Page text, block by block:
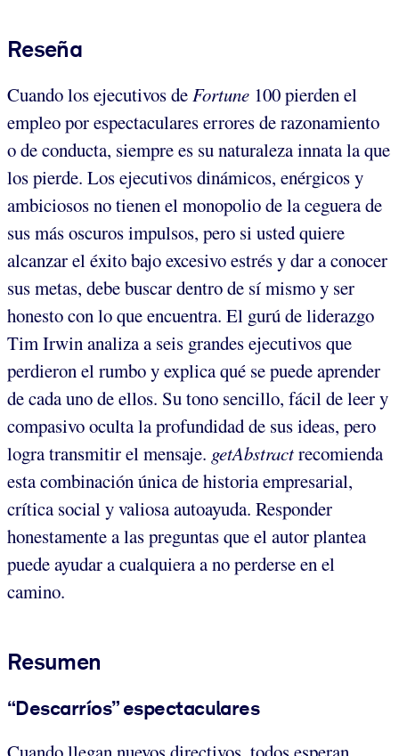
Reseña
Cuando los ejecutivos de Fortune 100pierden el
empleo por espectaculares errores de razonamiento
o de conducta, siempre es su naturaleza innata la que
los pierde. Los ejecutivos dinámicos, enérgicos y
ambiciosos no tienen el monopolio de la ceguera de
sus más oscuros impulsos, pero si usted quiere
alcanzar el éxito bajo excesivo estrés y dar a conocer
sus metas, debe buscar dentro de sí mismo y ser
honesto con lo que encuentra. El gurú de liderazgo
Tim Irwin analiza a seis grandes ejecutivos que
perdieron el rumbo y explica qué se puede aprender
de cada uno de ellos. Su tono sencillo, fácil de leer y
compasivo oculta la profundidad de sus ideas, pero
logra transmitir el mensaje. getAbstractrecomienda
esta combinación única de historia empresarial,
crítica social y valiosa autoayuda. Responder
honestamente a las preguntas que el autor plantea
puede ayudar a cualquiera a no perderse en el
camino.
Resumen
“Descarríos” espectaculares